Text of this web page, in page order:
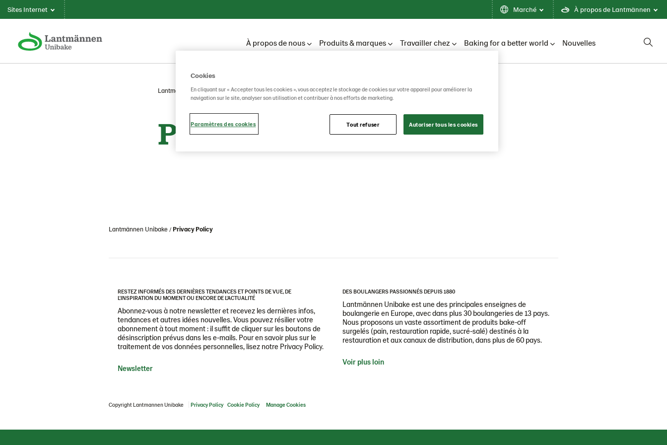
Sites Internet Marché À propos de Lantmännen
À propos de nous Produits & marques Travailler chez Baking for a better world Nouvelles
Lantmännen Unibake Privacy Policy
Privacy Policy
Lantmännen Unibake Privacy Policy
RESTEZ INFORMÉS DES DERNIÈRES TENDANCES ET POINTS DE VUE, DE
L'INSPIRATION DU MOMENT OU ENCORE DE L'ACTUALITÉ
Abonnez-vous à notre newsletter et recevez les dernières infos,
tendances et autres idées nouvelles. Vous pouvez résilier votre
abonnement à tout moment : il suffit de cliquer sur les boutons de
désinscription prévus dans les e-mails. Pour en savoir plus sur le
traitement de vos données personnelles, lisez notre Privacy Policy.
Newsletter
DES BOULANGERS PASSIONNÉS DEPUIS 1880
Lantmännen Unibake est une des principales enseignes de
boulangerie en Europe, avec dans plus 30 boulangeries de 13 pays.
Nous proposons un vaste assortiment de produits bake-off
surgelés (pain, restauration rapide, sucré-salé) destinés à la
restauration et aux canaux de distribution, dans plus de 60 pays.
Voir plus loin
Copyright Lantmannen Unibake Privacy Policy Cookie Policy Manage Cookies
Cookies
En cliquant sur « Accepter tous les cookies », vous acceptez le stockage de cookies sur votre appareil pour améliorer la
navigation sur le site, analyser son utilisation et contribuer à nos efforts de marketing.
Paramètres des cookies Tout refuser Autoriser tous les cookies